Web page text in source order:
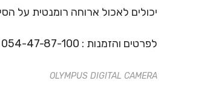
יכולים לאכול ארוחה רומנטית על
לפרטים והזמנות : 054-47-87-100
OLYMPUS DIGITAL CAMERA